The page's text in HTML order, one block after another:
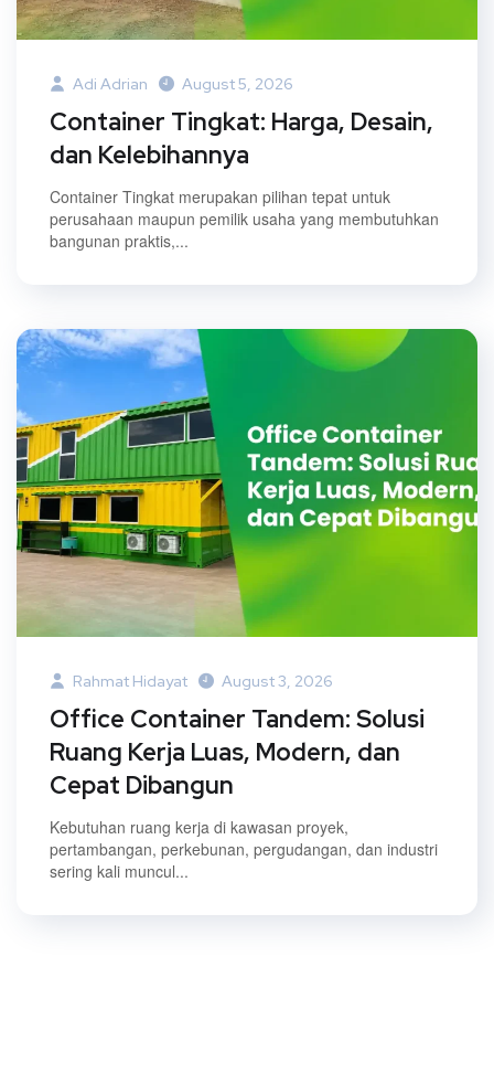
Adi Adrian August 5, 2026
Container Tingkat: Harga, Desain,
dan Kelebihannya
Container Tingkat merupakan pilihan tepat untuk
perusahaan maupun pemilik usaha yang membutuhkan
bangunan praktis,...
Rahmat Hidayat August 3, 2026
Office Container Tandem: Solusi
Ruang Kerja Luas, Modern, dan
Cepat Dibangun
Kebutuhan ruang kerja di kawasan proyek,
pertambangan, perkebunan, pergudangan, dan industri
sering kali muncul...